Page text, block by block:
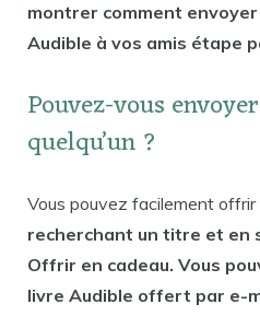
montrer comment
Audible à vos amis étape
Pouvez-vous
quelqu’un ?
Vous pouvez facilement offrir
recherchant un titre et en
Offrir en cadeau. Vous
livre Audible offert par e-